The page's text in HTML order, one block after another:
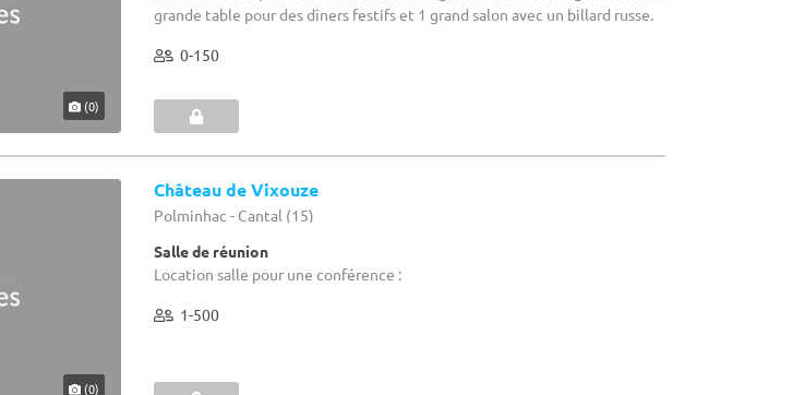
(0)
grande table pour des dîners festifs et 1 grand salon avec un billard russe.
0-150
(0)
Château de Vixouze
Polminhac - Cantal (15)
Salle de réunion
Location salle pour une conférence :
1-500